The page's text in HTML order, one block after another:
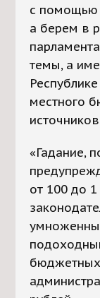
с помощью
а берем в
темы, а
местного
«Гадание,
от 100 до
бюджетных